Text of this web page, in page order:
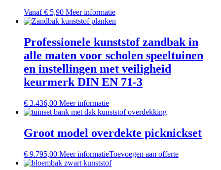
Vanaf € 5,90 Meer informatieDit
product
meerdere
variaties.
Deze
optie
kan
gekozen
de
productpagina
Professionele kunststof zandbak in
alle maten voor scholen speeltuinen
en instellingen met veiligheid
keurmerk DIN EN 71-3
€ 3.436,00 Meer informatieDit
product
meerdere
variaties.
optie
kan
Groot model overdekte picknickset
€ 9.795,00 Meer informatieToevoegen aan offerte